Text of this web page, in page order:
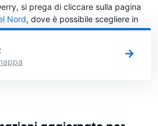
si prega di cliccare sulla pagina
Nord, dove è possibile scegliere in
si vuole noleggiare l'auto.